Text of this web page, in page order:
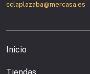
cclaplazaba@mercasa.es
Inicio